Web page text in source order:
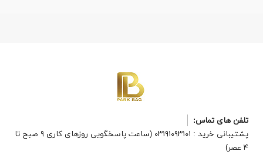
تلفن های تماس:
پشتیبانی خرید : ۰۳۱۹۱۰۹۳۱۰۱ (ساعت پاسخگویی روزهای کاری ۹ صبح تا
۴ عصر)